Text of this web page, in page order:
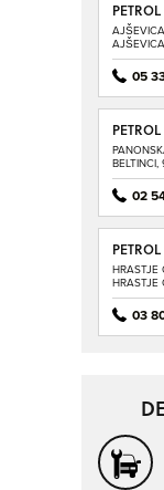
SERVIS
05
SERVIS
BELTINCI,
02
SERVIS
HRASTJE
HRASTJE
03